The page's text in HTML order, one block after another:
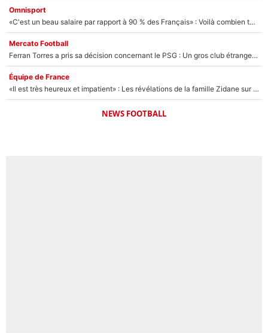
Omnisport
«C'est un beau salaire par rapport à 90 % des Français» : Voilà combien touchait Nelson Monfort sur France Télévisions avant de rejoindre CNews
Mercato Football
Ferran Torres a pris sa décision concernant le PSG : Un gros club étranger prêt à relancer le feuilleton pour la signature du champion du monde 2026 !
Équipe de France
«Il est très heureux et impatient» : Les révélations de la famille Zidane sur sa prise de pouvoir en équipe de France !
NEWS FOOTBALL